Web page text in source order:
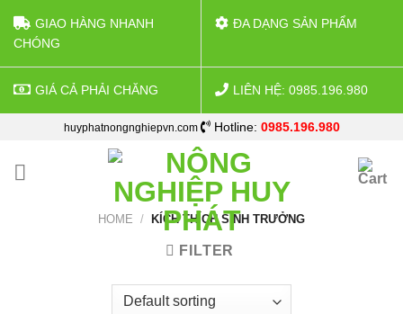
GIAO HÀNG NHANH
CHÓNG
ĐA DẠNG SẢN PHẨM
GIÁ CẢ PHẢI CHĂNG LIÊN HỆ: 0985.196.980
content
huyphatnongnghiepvn.com Hotline: 0985.196.980
HOME / KÍCH THÍCH SINH TRƯỞNG
FILTER